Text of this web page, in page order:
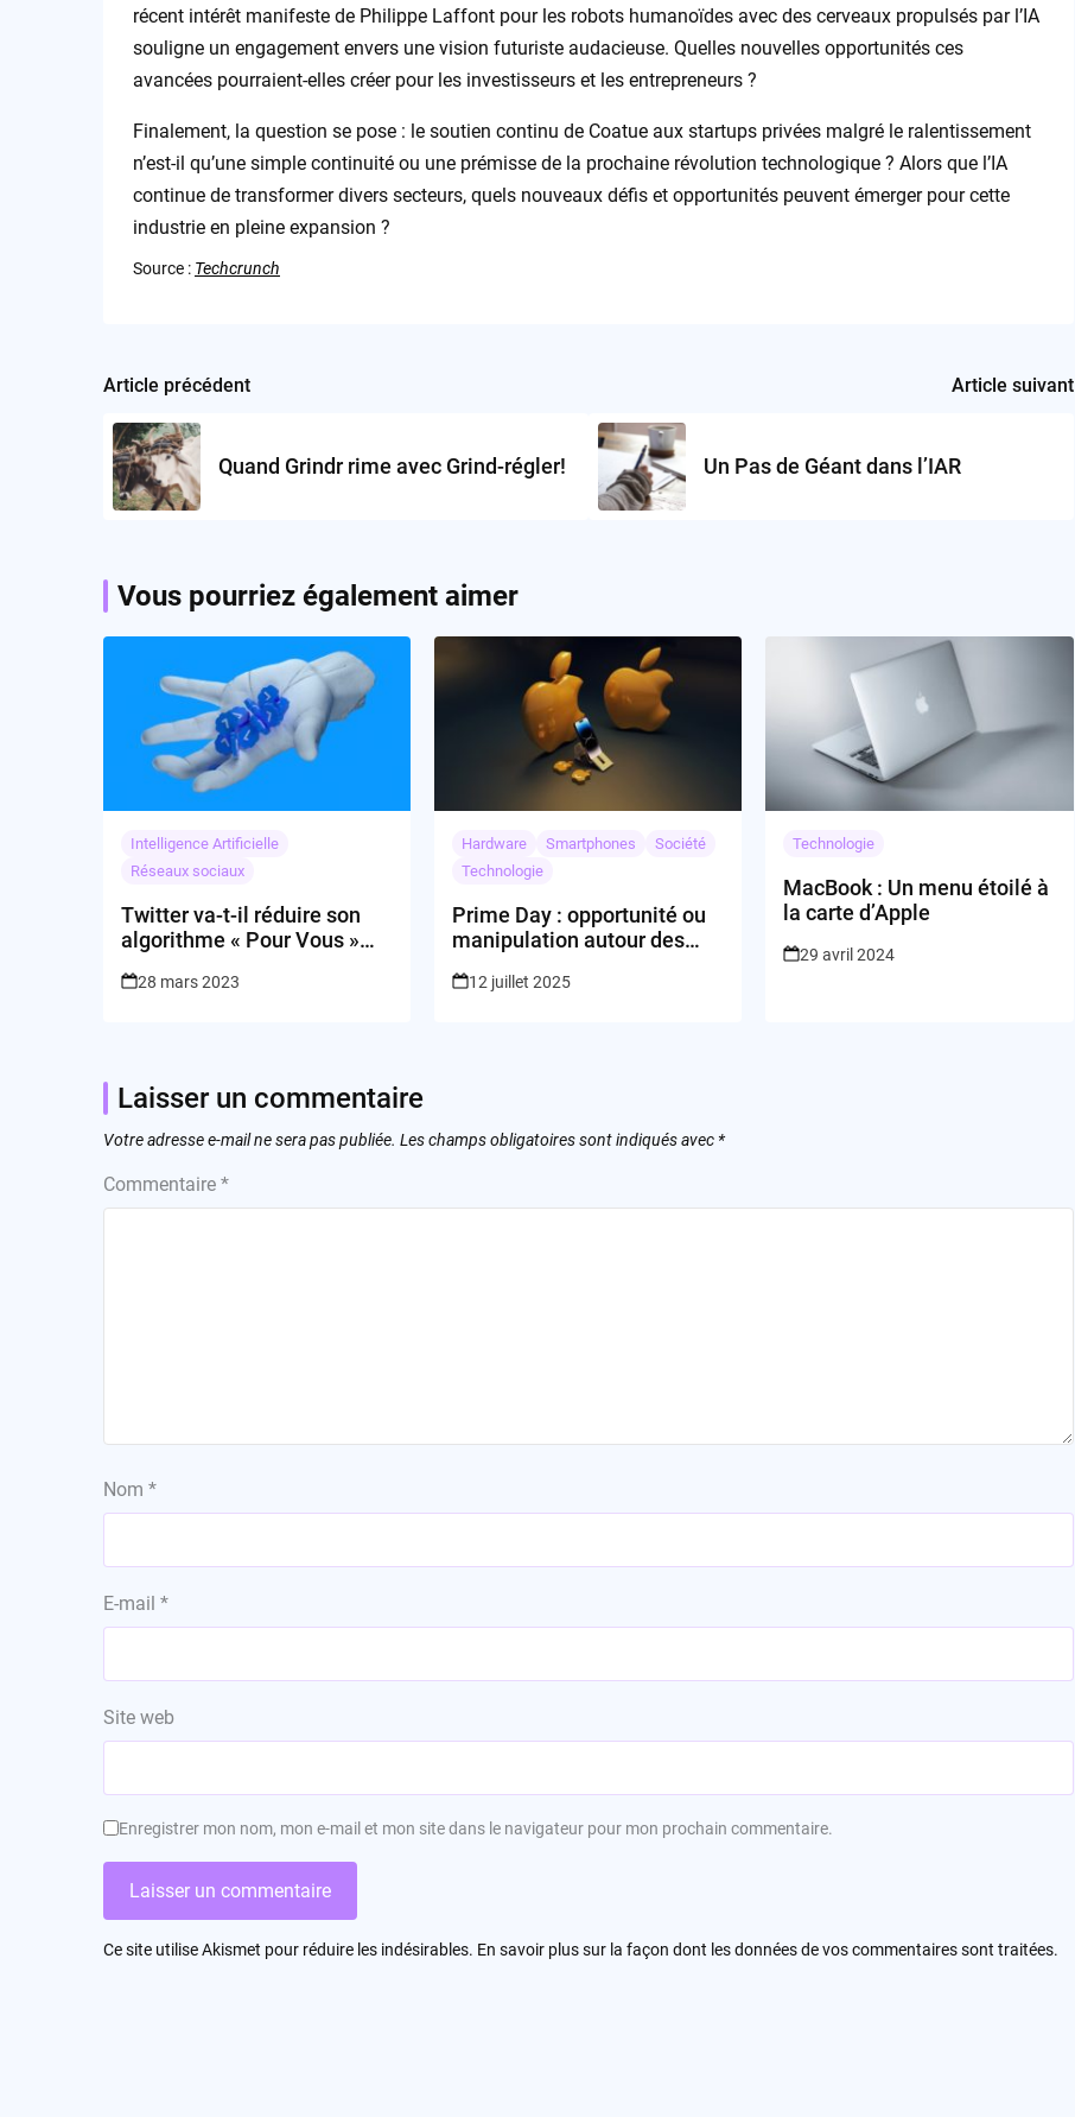
récent intérêt manifeste de Philippe Laffont pour les robots humanoïdes avec des cerveaux propulsés par l’IA
souligne un engagement envers une vision futuriste audacieuse. Quelles nouvelles opportunités ces
avancées pourraient-elles créer pour les investisseurs et les entrepreneurs ?
Finalement, la question se pose : le soutien continu de Coatue aux startups privées malgré le ralentissement
n’est-il qu’une simple continuité ou une prémisse de la prochaine révolution technologique ? Alors que l’IA
continue de transformer divers secteurs, quels nouveaux défis et opportunités peuvent émerger pour cette
industrie en pleine expansion ?
Source : Techcrunch
Post
navigation
Article précédent
Quand Grindr rime avec Grind-régler!
Article suivant
Un Pas de Géant dans l’IAR
Vous pourriez également aimer
Intelligence Artificielle
Réseaux sociaux
Twitter va-t-il réduire son
algorithme « Pour Vous »
28 mars 2023
Hardware Smartphones
Société
Technologie
Prime Day : opportunité ou
manipulation autour des
12 juillet 2025
Technologie
MacBook : Un menu étoilé à
la carte d’Apple
29 avril 2024
Laisser un commentaire
Votre adresse e-mail ne sera pas publiée. Les champs obligatoires sont indiqués avec *
Commentaire *
Nom *
E-mail *
Site web
Enregistrer mon nom, mon e-mail et mon site dans le navigateur pour mon prochain commentaire.
Ce site utilise Akismet pour réduire les indésirables. En savoir plus sur la façon dont les données de vos commentaires sont traitées.